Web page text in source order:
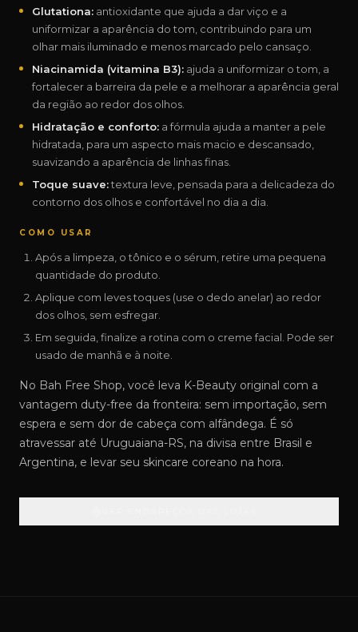
Glutationa: antioxidante que ajuda a dar viço e a
uniformizar a aparência do tom, contribuindo para um
olhar mais iluminado e menos marcado pelo cansaço.
Niacinamida (vitamina B3): ajuda a uniformizar o tom, a
fortalecer a barreira da pele e a melhorar a aparência geral
da região ao redor dos olhos.
Hidratação e conforto: a fórmula ajuda a manter a pele
hidratada, para um aspecto mais macio e descansado,
suavizando a aparência de linhas finas.
Toque suave:textura leve, pensada para a delicadeza do
contorno dos olhos e confortável no dia a dia.
COMO USAR
Após a limpeza, o tônico e o sérum, retire uma pequena
quantidade do produto.
Aplique com leves toques (use o dedo anelar) ao redor
dos olhos, sem esfregar.
Em seguida, finalize a rotina com o creme facial. Pode ser
usado de manhã e à noite.
No Bah Free Shop, você leva K-Beauty original com a
vantagem duty-free da fronteira: sem importação, sem
espera e sem dor de cabeça com alfândega. É só
atravessar até Uruguaiana-RS, na divisa entre Brasil e
Argentina, e levar seu skincare coreano na hora.